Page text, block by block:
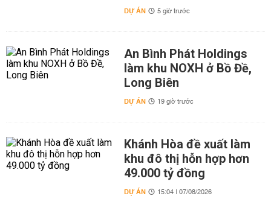
DỰ ÁN 5 giờ trước
An Bình Phát Holdings
làm khu NOXH ở Bồ Đề,
Long Biên
DỰ ÁN 19 giờ trước
Khánh Hòa đề xuất làm
khu đô thị hỗn hợp hơn
49.000 tỷ đồng
DỰ ÁN 15:04 | 07/08/2026